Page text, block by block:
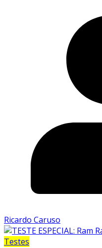
Ricardo Caruso
Testes